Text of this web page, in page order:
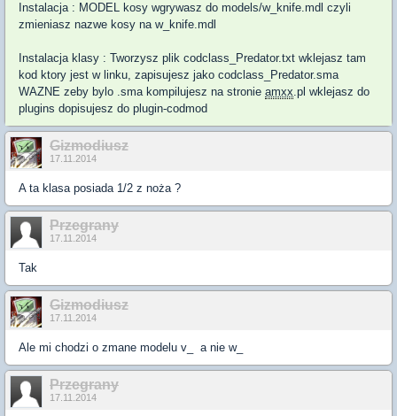
Instalacja : MODEL kosy wgrywasz do models/w_knife.mdl czyli
zmieniasz nazwe kosy na w_knife.mdl
Instalacja klasy : Tworzysz plik codclass_Predator.txt wklejasz tam
kod ktory jest w linku, zapisujesz jako codclass_Predator.sma
WAZNE zeby bylo .sma kompilujesz na stronie amxx.pl wklejasz do
plugins dopisujesz do plugin-codmod
Gizmodiusz
17.11.2014
A ta klasa posiada 1/2 z noża ?
Przegrany
17.11.2014
Tak
Gizmodiusz
17.11.2014
Ale mi chodzi o zmane modelu v_ a nie w_
Przegrany
17.11.2014